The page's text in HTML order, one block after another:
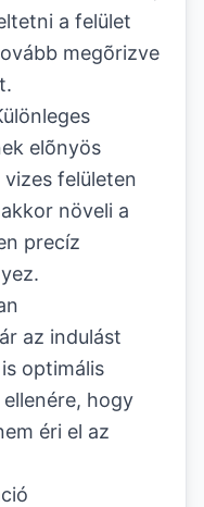
a felület
megõrizve
elõnyös
felületen
növeli a
precíz
az indulást
optimális
hogy
éri el az